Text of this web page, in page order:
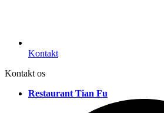
Kontakt
Kontakt os
Restaurant Tian Fu